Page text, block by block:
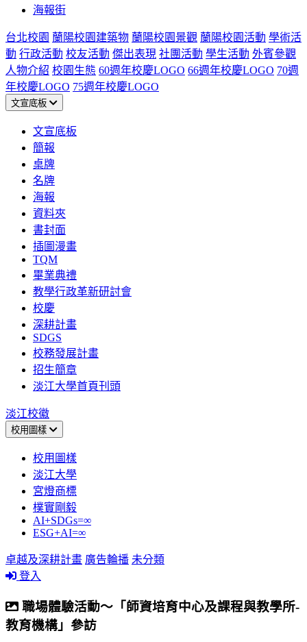
海報街
台北校園 蘭陽校園建築物 蘭陽校園景觀 蘭陽校園活動 學術活
動 行政活動 校友活動 傑出表現 社團活動 學生活動 外賓參觀
人物介紹 校園生態 60週年校慶LOGO 66週年校慶LOGO 70週
年校慶LOGO 75週年校慶LOGO
文宣底板
文宣底板
簡報
桌牌
名牌
海報
資料夾
書封面
插圖漫畫
TQM
畢業典禮
教學行政革新研討會
校慶
深耕計畫
SDGS
校務發展計畫
招生簡章
淡江大學首頁刊頭
淡江校徽
校用圖樣
校用圖樣
淡江大學
宮燈商標
樸實剛毅
AI+SDGs=∞
ESG+AI=∞
卓越及深耕計畫 廣告輪播 未分類
登入
職場體驗活動～「師資培育中心及課程與教學所-
教育機構」參訪